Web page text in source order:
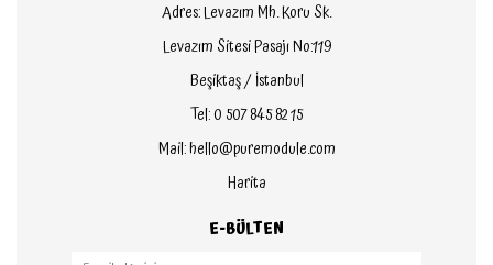
Adres: Levazım Mh. Koru Sk.
Levazım Sitesi Pasajı No:119
Beşiktaş / İstanbul
Tel: 0 507 845 82 15
Mail: hello@puremodule.com
Harita
E-BÜLTEN